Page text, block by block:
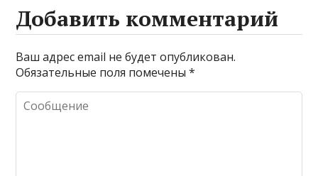
Добавить комментарий
Ваш адрес email не будет опубликован.
Обязательные поля помечены*